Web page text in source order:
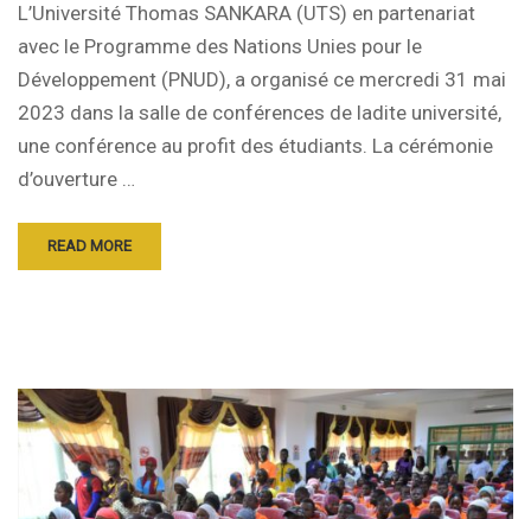
L’Université Thomas SANKARA (UTS) en partenariat
avec le Programme des Nations Unies pour le
Développement (PNUD), a organisé ce mercredi 31 mai
2023 dans la salle de conférences de ladite université,
une conférence au profit des étudiants. La cérémonie
d’ouverture …
READ MORE